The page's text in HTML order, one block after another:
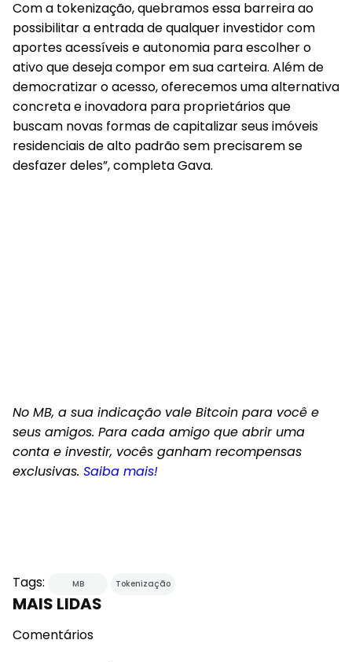
Com a tokenização, quebramos essa barreira ao
possibilitar a entrada de qualquer investidor com
aportes acessíveis e autonomia para escolher o
ativo que deseja compor em sua carteira. Além de
democratizar o acesso, oferecemos uma alternativa
concreta e inovadora para proprietários que
buscam novas formas de capitalizar seus imóveis
residenciais de alto padrão sem precisarem se
desfazer deles”, completa Gava.
No MB, a sua indicação vale Bitcoin para você e
seus amigos. Para cada amigo que abrir uma
conta e investir, vocês ganham recompensas
exclusivas. Saiba mais!
Tags: MB Tokenização
MAIS LIDAS
Comentários